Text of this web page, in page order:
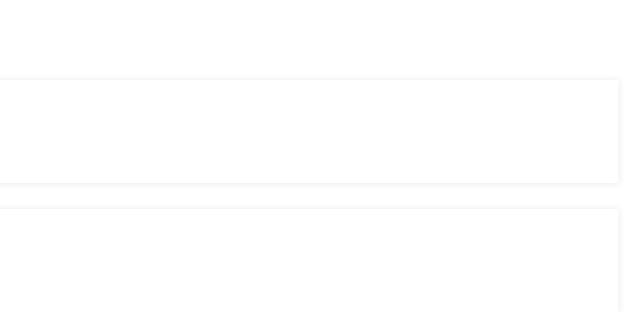
sans complications.
du marché.
des plateformes et des dApps.